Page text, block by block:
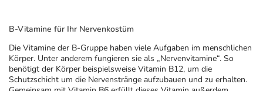
B-Vitamine für Ihr Nervenkostüm
Die Vitamine der B-Gruppe haben viele Aufgaben im menschlichen
Körper. Unter anderem fungieren sie als „Nervenvitamine“. So
benötigt der Körper beispielsweise Vitamin B12, um die
Schutzschicht um die Nervenstränge aufzubauen und zu erhalten.